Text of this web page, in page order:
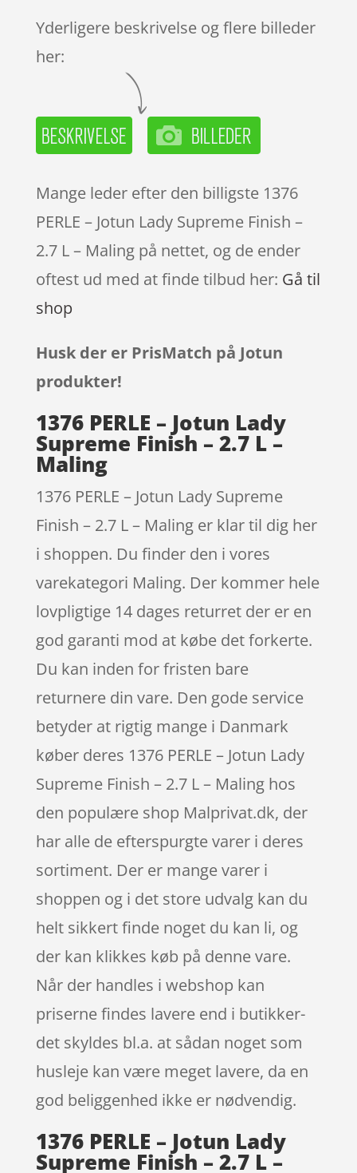
Yderligere beskrivelse og flere billeder
her:
Mange leder efter den billigste 1376
PERLE – Jotun Lady Supreme Finish –
2.7 L – Maling på nettet, og de ender
oftest ud med at finde tilbud her: Gå til
shop
Husk der er PrisMatch på Jotun
produkter!
1376 PERLE – Jotun Lady
Supreme Finish – 2.7 L –
Maling
1376 PERLE – Jotun Lady Supreme
Finish – 2.7 L – Maling er klar til dig her
i shoppen. Du finder den i vores
varekategori Maling. Der kommer hele
lovpligtige 14 dages returret der er en
god garanti mod at købe det forkerte.
Du kan inden for fristen bare
returnere din vare. Den gode service
betyder at rigtig mange i Danmark
køber deres 1376 PERLE – Jotun Lady
Supreme Finish – 2.7 L – Maling hos
den populære shop Malprivat.dk, der
har alle de efterspurgte varer i deres
sortiment. Der er mange varer i
shoppen og i det store udvalg kan du
helt sikkert finde noget du kan li, og
der kan klikkes køb på denne vare.
Når der handles i webshop kan
priserne findes lavere end i butikker-
det skyldes bl.a. at sådan noget som
husleje kan være meget lavere, da en
god beliggenhed ikke er nødvendig.
1376 PERLE – Jotun Lady
Supreme Finish – 2.7 L –